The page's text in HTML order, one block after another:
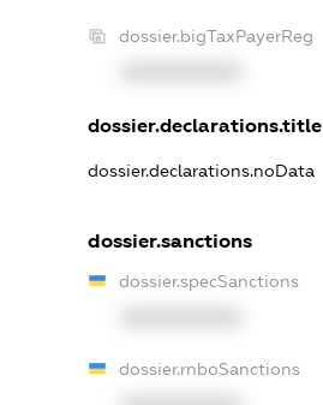
dossier.bigTaxPayerReg
dossier.declarations.title
dossier.declarations.noData
dossier.sanctions
dossier.specSanctions
dossier.rnboSanctions